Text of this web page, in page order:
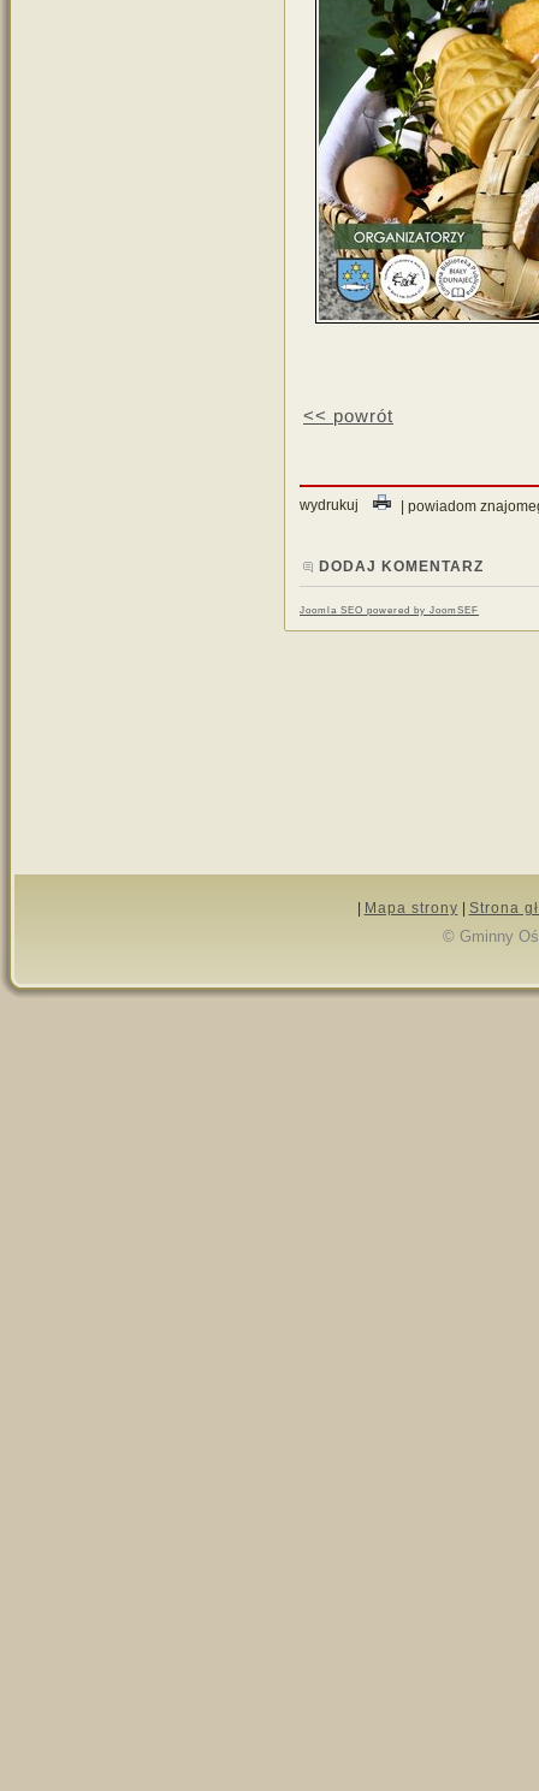
<< powrót
wydrukuj | powiadom
DODAJ KOMENTARZ
Joomla SEO powered by JoomSEF
Mapa strony Strona
© Gminny